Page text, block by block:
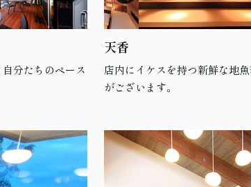
分たちのペース
天香
店内にイケスを持つ新鮮な地
がございます。